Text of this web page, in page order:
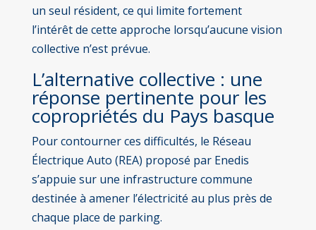
un seul résident, ce qui limite fortement
l’intérêt de cette approche lorsqu’aucune vision
collective n’est prévue.
L’alternative collective : une
réponse pertinente pour les
copropriétés du Pays basque
Pour contourner ces difficultés, le Réseau
Électrique Auto (REA) proposé par Enedis
s’appuie sur une infrastructure commune
destinée à amener l’électricité au plus près de
chaque place de parking.